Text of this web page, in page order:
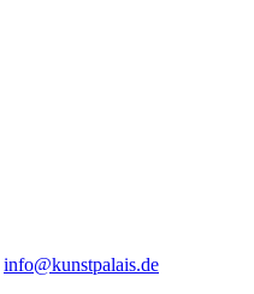
info@kunstpalais.de